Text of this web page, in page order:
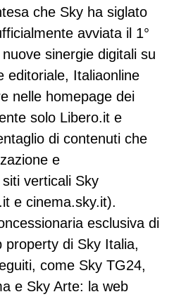
che Sky ha siglato
avviata il 1°
sinergie digitali su
editoriale, Italiaonline
nelle homepage dei
solo Libero.it e
di contenuti che
e
siti verticali Sky
e cinema.sky.it).
esclusiva di
property di Sky Italia,
come Sky TG24,
e Sky Arte: la web